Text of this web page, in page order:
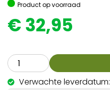
Product op voorraad
€ 32,95
Verwachte